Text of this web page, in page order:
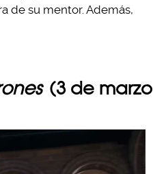
de su mentor. Además,
(3 de marzo